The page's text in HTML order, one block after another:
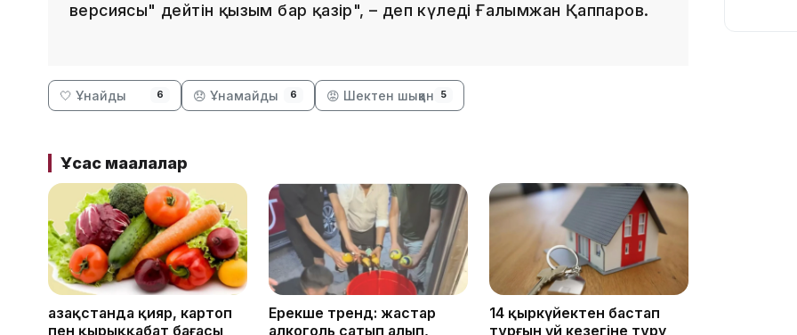
версиясы" дейтін қызым бар қазір", – деп күледі Ғалымжан Қаппаров.
🤍 Ұнайды 6 😞 Ұнамайды 6 😡 Шектен шыққан 5
Ұқсас мақалалар
Қазақстанда қияр, картоп
пен қырыққабат бағасы
Ерекше тренд: жастар
алкоголь сатып алып,
14 қыркүйектен бастап
тұрғын үй кезегіне тұру